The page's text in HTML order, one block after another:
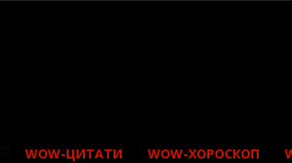
WOW-ЦИТАТИ WOW-ХОРОСКОП